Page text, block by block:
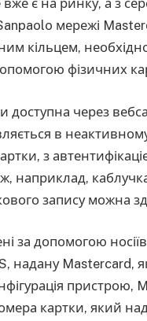
вже є на ринку, а з
мережі
кільцем,
фізичних
доступна через
в
з
наприклад,
запису можна
за допомогою
надану
пристрою,
картки, який